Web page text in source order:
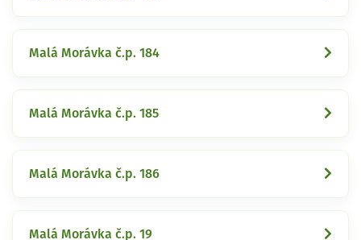
Malá Morávka č.p. 184
Malá Morávka č.p. 185
Malá Morávka č.p. 186
Malá Morávka č.p. 19